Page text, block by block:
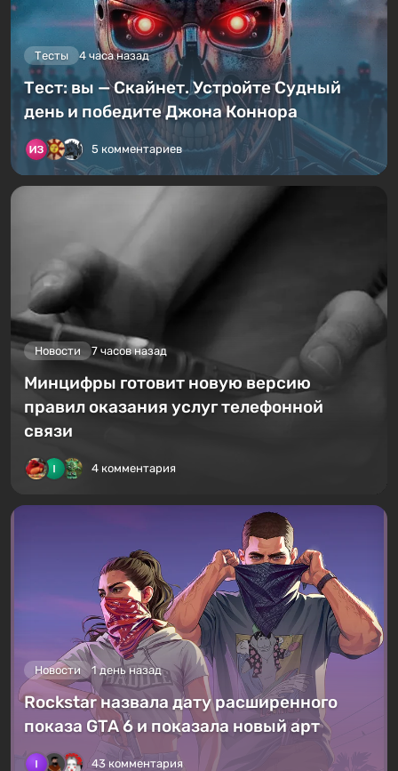
Тесты 4 часа назад
Тест: вы — Скайнет. Устройте Судный
день и победите Джона Коннора
5 комментариев
Новости 7 часов назад
Минцифры готовит новую версию
правил оказания услуг телефонной
связи
4 комментария
Новости 1 день назад
Rockstar назвала дату расширенного
показа GTA 6 и показала новый арт
43 комментария